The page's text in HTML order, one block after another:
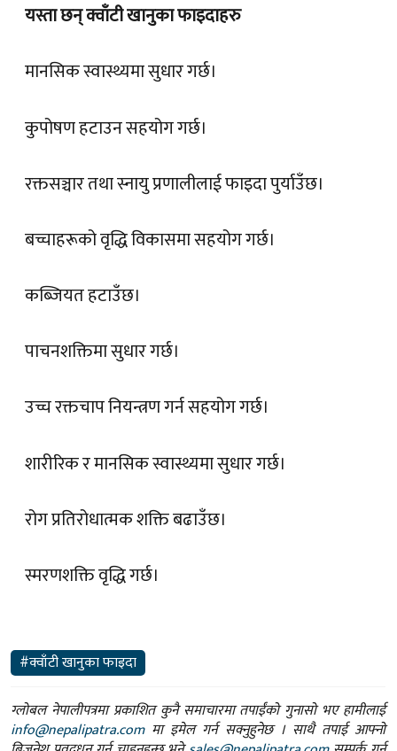
यस्ता छन् क्वाँटी खानुका फाइदाहरु
मानसिक स्वास्थ्यमा सुधार गर्छ।
कुपोषण हटाउन सहयोग गर्छ।
रक्तसञ्चार तथा स्नायु प्रणालीलाई फाइदा पुर्याउँछ।
बच्चाहरूको वृद्धि विकासमा सहयोग गर्छ।
कब्जियत हटाउँछ।
पाचनशक्तिमा सुधार गर्छ।
उच्च रक्तचाप नियन्त्रण गर्न सहयोग गर्छ।
शारीरिक र मानसिक स्वास्थ्यमा सुधार गर्छ।
रोग प्रतिरोधात्मक शक्ति बढाउँछ।
स्मरणशक्ति वृद्धि गर्छ।
#क्वाँटी खानुका फाइदा
ग्लोबल नेपालीपत्रमा प्रकाशित कुनै समाचारमा तपाईंको गुनासो भए हामीलाई
info@nepalipatra.comमा इमेल गर्न सक्नुहुनेछ । साथै तपाई आफ्नो